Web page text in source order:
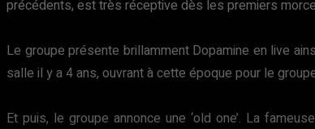
précédents, est très réceptive dès les premiers
Le groupe présente brillamment Dopamine en live
salle il y a 4 ans, ouvrant à cette époque pour le
Et puis, le groupe annonce une ‘old one’. La fameuse